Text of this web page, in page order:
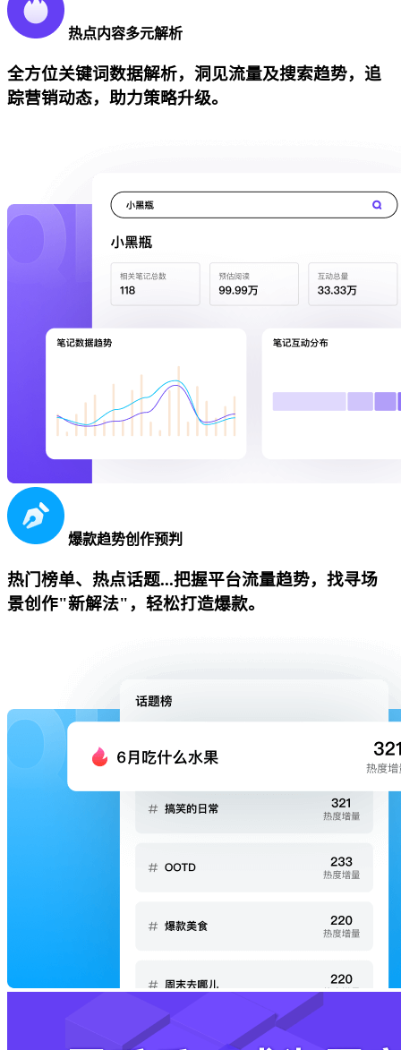
热点内容多元解析
全方位关键词数据解析，洞见流量及搜索趋势，追
踪营销动态，助力策略升级。
爆款趋势创作预判
热门榜单、热点话题...把握平台流量趋势，找寻场
景创作"新解法"，轻松打造爆款。